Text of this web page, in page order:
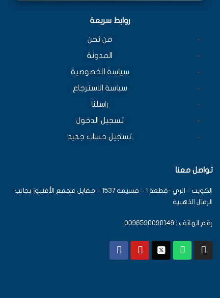
روابط سريعة
من نحن
المدونة
سياسة الخصوصية
سياسة الاسترجاع
راسلنا
تسجيل الدخول
تسجيل حساب جديد
تواصل معنا
الكويت – الري -قطعة 1 – قسيمة 1537 – مقابل مجمع الأفنيوز بجانب
الرمال الذهبية
رقم الهاتف : 0096590090146